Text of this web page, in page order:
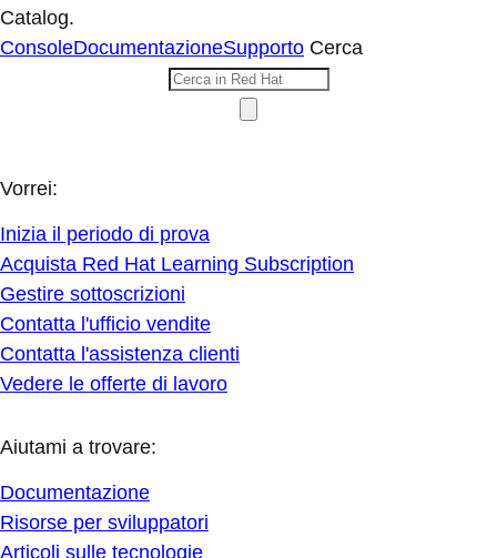
Catalog.
ConsoleDocumentazioneSupporto Cerca
Vorrei:
Inizia il periodo di prova
Acquista Red Hat Learning Subscription
Gestire sottoscrizioni
Contatta l'ufficio vendite
Contatta l'assistenza clienti
Vedere le offerte di lavoro
Aiutami a trovare:
Documentazione
Risorse per sviluppatori
Articoli sulle tecnologie